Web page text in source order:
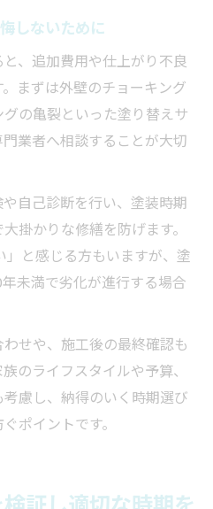
しないために
、追加費用や仕上がり不良
まずは外壁のチョーキング
の亀裂といった塗り替えサ
業者へ相談することが大切
自己診断を行い、塗装時期
掛かりな修繕を防げます。
」と感じる方もいますが、塗
未満で劣化が進行する場合
せや、施工後の最終確認も
のライフスタイルや予算、
慮し、納得のいく時期選び
ポイントです。